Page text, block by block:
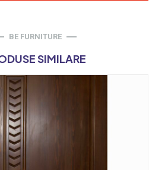
BE FURNITURE
SIMILARE